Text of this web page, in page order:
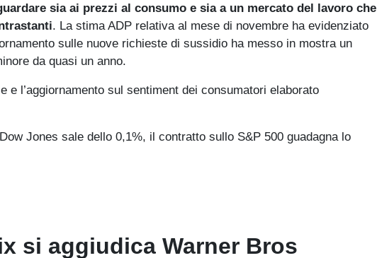
sia ai prezzi al consumo e sia a un mercato del lavoro che
. La stima ADP relativa al mese di novembre ha evidenziato
sulle nuove richieste di sussidio ha messo in mostra un
da quasi un anno.
e l’aggiornamento sul sentiment dei consumatori elaborato
Jones sale dello 0,1%, il contratto sullo S&P 500 guadagna lo
si aggiudica Warner Bros